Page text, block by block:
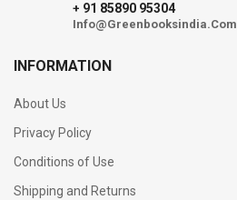
+ 91 85890 95304
Info@Greenbooksindia.Com
INFORMATION
About Us
Privacy Policy
Conditions of Use
Shipping and Returns